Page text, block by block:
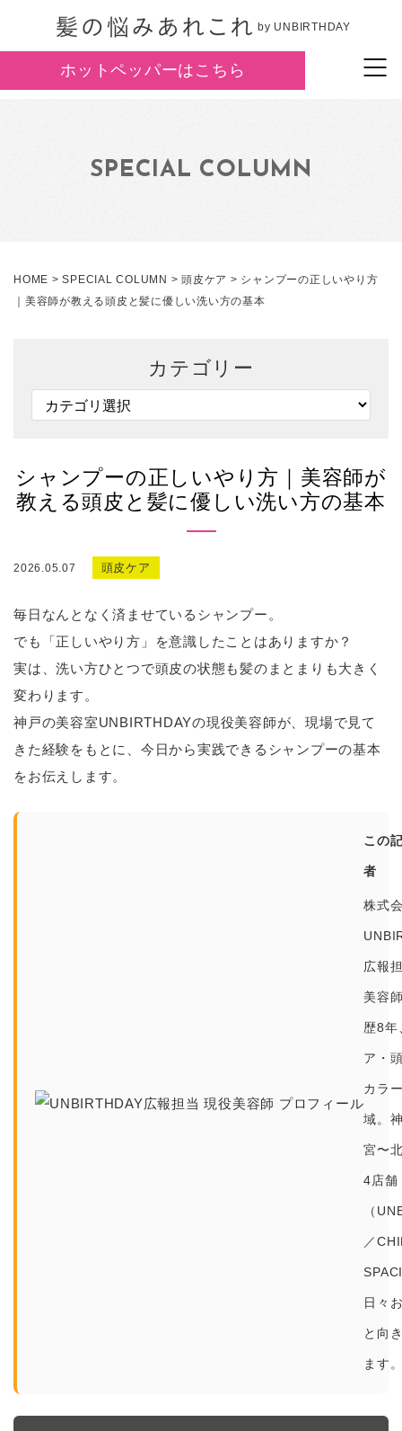
by UNBIRTHDAY
ホットペッパーはこちら
SPECIAL COLUMN
HOME >SPECIAL COLUMN > 頭皮ケア > シャンプーの正しいやり方
｜美容師が教える頭皮と髪に優しい洗い方の基本
カテゴリー
シャンプーの正しいやり方｜美容師が
教える頭皮と髪に優しい洗い方の基本
2026.05.07 頭皮ケア
毎日なんとなく済ませているシャンプー。
でも「正しいやり方」を意識したことはありますか？
実は、洗い方ひとつで頭皮の状態も髪のまとまりも大きく
変わります。
神戸の美容室UNBIRTHDAYの現役美容師が、現場で見て
きた経験をもとに、今日から実践できるシャンプーの基本
をお伝えします。
この
者
株式
広報
美容
歴8年
ア・
カラ
域。
宮〜
4店舗
（
／
日々
と向
ます